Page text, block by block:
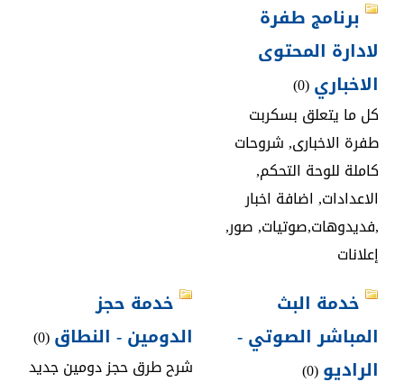
برنامج طفرة
لادارة المحتوى
الاخباري(0)
كل ما يتعلق بسكربت
طفرة الاخبارى, شروحات
كاملة للوحة التحكم,
الاعدادات, اضافة اخبار
,فديدوهات,صوتيات, صور,
إعلانات
خدمة البث
المباشر الصوتي -
الراديو(0)
خدمة حجز
الدومين - النطاق(0)
شرح طرق حجز دومين جديد